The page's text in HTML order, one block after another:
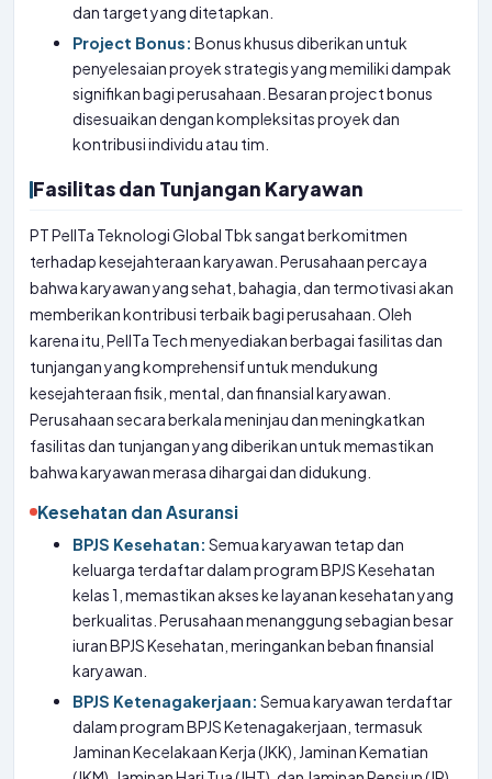
dan target yang ditetapkan.
Project Bonus: Bonus khusus diberikan untuk
penyelesaian proyek strategis yang memiliki dampak
signifikan bagi perusahaan. Besaran project bonus
disesuaikan dengan kompleksitas proyek dan
kontribusi individu atau tim.
Fasilitas dan Tunjangan Karyawan
PT PelITa Teknologi Global Tbk sangat berkomitmen
terhadap kesejahteraan karyawan. Perusahaan percaya
bahwa karyawan yang sehat, bahagia, dan termotivasi akan
memberikan kontribusi terbaik bagi perusahaan. Oleh
karena itu, PelITa Tech menyediakan berbagai fasilitas dan
tunjangan yang komprehensif untuk mendukung
kesejahteraan fisik, mental, dan finansial karyawan.
Perusahaan secara berkala meninjau dan meningkatkan
fasilitas dan tunjangan yang diberikan untuk memastikan
bahwa karyawan merasa dihargai dan didukung.
Kesehatan dan Asuransi
BPJS Kesehatan: Semua karyawan tetap dan
keluarga terdaftar dalam program BPJS Kesehatan
kelas 1, memastikan akses ke layanan kesehatan yang
berkualitas. Perusahaan menanggung sebagian besar
iuran BPJS Kesehatan, meringankan beban finansial
karyawan.
BPJS Ketenagakerjaan: Semua karyawan terdaftar
dalam program BPJS Ketenagakerjaan, termasuk
Jaminan Kecelakaan Kerja (JKK), Jaminan Kematian